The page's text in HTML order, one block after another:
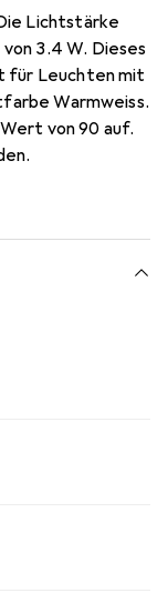
Lichtstärke
3.4 W. Dieses
für Leuchten mit
Warmweiss.
von 90 auf.